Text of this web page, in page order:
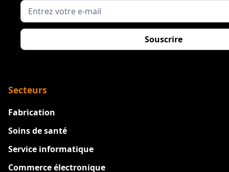
Secteurs
Fabrication
Soins de santé
Service informatique
Commerce électronique